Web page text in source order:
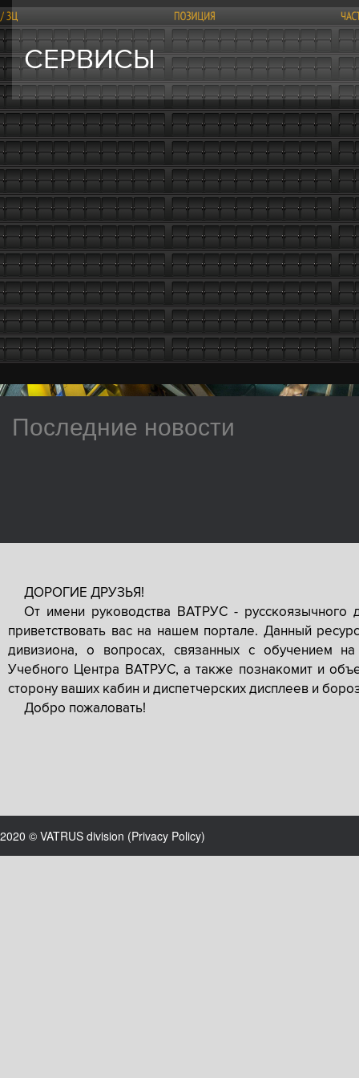
СЕРВИСЫ
Последние новости
ДОРОГИЕ ДРУЗЬЯ!
От имени руководства ВАТРУС -
приветствовать вас на нашем портале. Данный
дивизиона, о вопросах, связанных с обучением
Учебного Центра ВАТРУС, а также познакомит и
сторону ваших кабин и диспетчерских дисплеев и
Добро пожаловать!
2020 © VATRUS division (Privacy Policy)